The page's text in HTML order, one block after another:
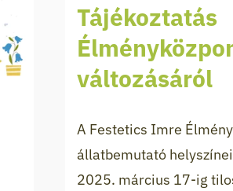
Tájékoztatás
változásáról
A Festetics Imre
állatbemutató
2025. március 17-ig